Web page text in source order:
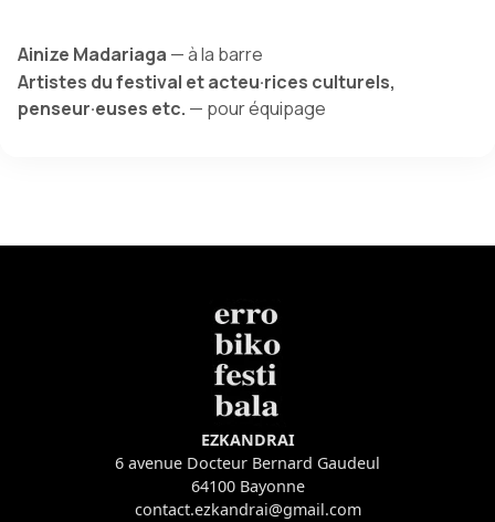
Ainize Madariaga — à la barre
Artistes du festival et acteu·rices culturels,
penseur·euses etc. — pour équipage
EZKANDRAI
6 avenue Docteur Bernard Gaudeul
64100 Bayonne
contact.ezkandrai@gmail.com